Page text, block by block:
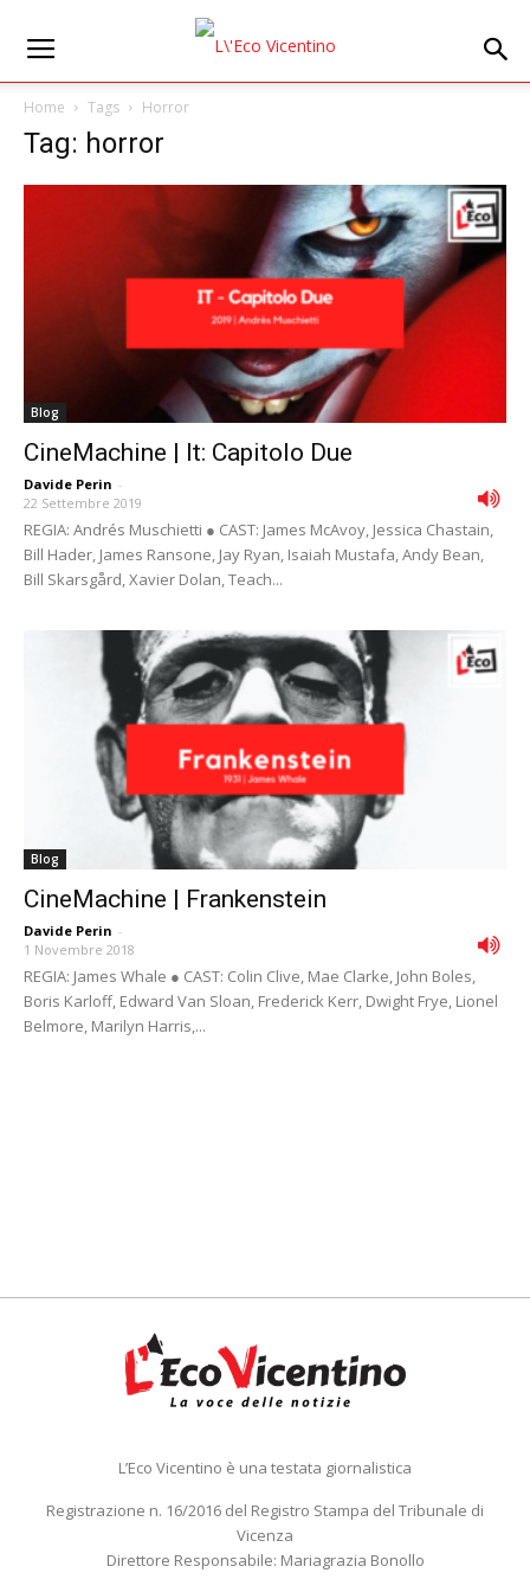
Home Tags Horror
Tag: horror
Blog
CineMachine | It: Capitolo Due
Davide Perin -
22 Settembre 2019
REGIA: Andrés Muschietti ● CAST: James McAvoy, Jessica Chastain,
Bill Hader, James Ransone, Jay Ryan, Isaiah Mustafa, Andy Bean,
Bill Skarsgård, Xavier Dolan, Teach...
Blog
CineMachine | Frankenstein
Davide Perin -
1 Novembre 2018
REGIA: James Whale ● CAST: Colin Clive, Mae Clarke, John Boles,
Boris Karloff, Edward Van Sloan, Frederick Kerr, Dwight Frye, Lionel
Belmore, Marilyn Harris,...
L’Eco Vicentino è una testata giornalistica
Registrazione n. 16/2016 del Registro Stampa del Tribunale di
Vicenza
Direttore Responsabile: Mariagrazia Bonollo